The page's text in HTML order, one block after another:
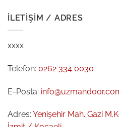
İLETIŞIM / ADRES
xxxx
Telefon: 0262 334 0030
E-Posta:
Adres: Yenişehir Mah. Gazi